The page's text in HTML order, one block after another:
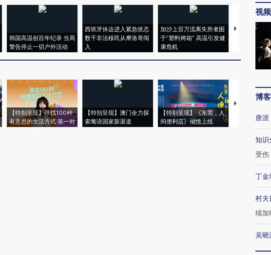
韩国高温创百年纪录 当局
警告停止一切户外活动
西班牙休达进入紧急状态
数千非法移民从摩洛哥闯
入
加沙上百万流离失所者困
于“塑料烤箱” 高温引发健
康危机
马航飞行员
粒摇头丸 尿
【特别呈现】寻找100种
有意思的生活方式·第一对
【特别呈现】澳门全力探
索葡语国家新渠道
【特别呈现】《东莞，人
间便利店》倾情上线
【推广】走进
会，让数智
视频
博客
唐涯
知识
受伤
丁金
村夫
续加
吴晓